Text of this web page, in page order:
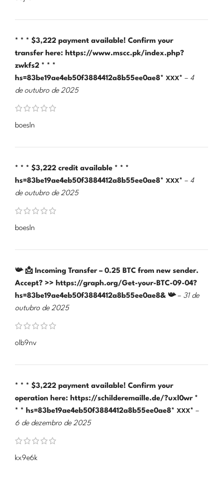
* * * $3,222 payment available! Confirm your
transfer here: https://www.mscc.pk/index.php?
zwkfs2 * * *
hs=83be19ae4eb50f3884412a8b55ee0ae8* ххх* – 4
de outubro de 2025
boesln
* * * $3,222 credit available * * *
hs=83be19ae4eb50f3884412a8b55ee0ae8* ххх* – 4
de outubro de 2025
boesln
📯 📩 Incoming Transfer – 0.25 BTC from new sender.
Accept? >> https://graph.org/Get-your-BTC-09-04?
hs=83be19ae4eb50f3884412a8b55ee0ae8& 📯 – 31 de
outubro de 2025
olb9nv
* * * $3,222 payment available! Confirm your
operation here: https://schilderemaille.de/?uxl0wr *
* * hs=83be19ae4eb50f3884412a8b55ee0ae8* ххх* –
6 de dezembro de 2025
kx9e6k